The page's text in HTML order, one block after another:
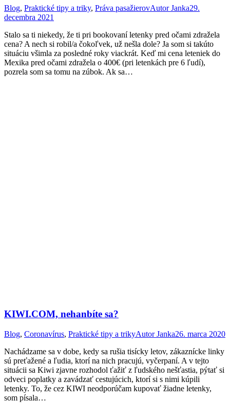
Blog, Praktické tipy a triky, Práva pasažierovAutorJanka29.
decembra 2021
Stalo sa ti niekedy, že ti pri bookovaní letenky pred očami zdražela
cena? A nech si robil/a čokoľvek, už nešla dole? Ja som si takúto
situáciu všimla za posledné roky viackrát. Keď mi cena leteniek do
Mexika pred očami zdražela o 400€ (pri letenkách pre 6 ľudí),
pozrela som sa tomu na zúbok. Ak sa…
KIWI.COM, nehanbíte sa?
Blog, Coronavírus, Praktické tipy a trikyAutorJanka26. marca 2020
Nachádzame sa v dobe, kedy sa rušia tisícky letov, zákaznícke linky
sú preťažené a ľudia, ktorí na nich pracujú, vyčerpaní. A v tejto
situácii sa Kiwi zjavne rozhodol ťažiť z ľudského nešťastia, pýtať si
odveci poplatky a zavádzať cestujúcich, ktorí si s nimi kúpili
letenky. To, že cez KIWI neodporúčam kupovať žiadne letenky,
som písala…